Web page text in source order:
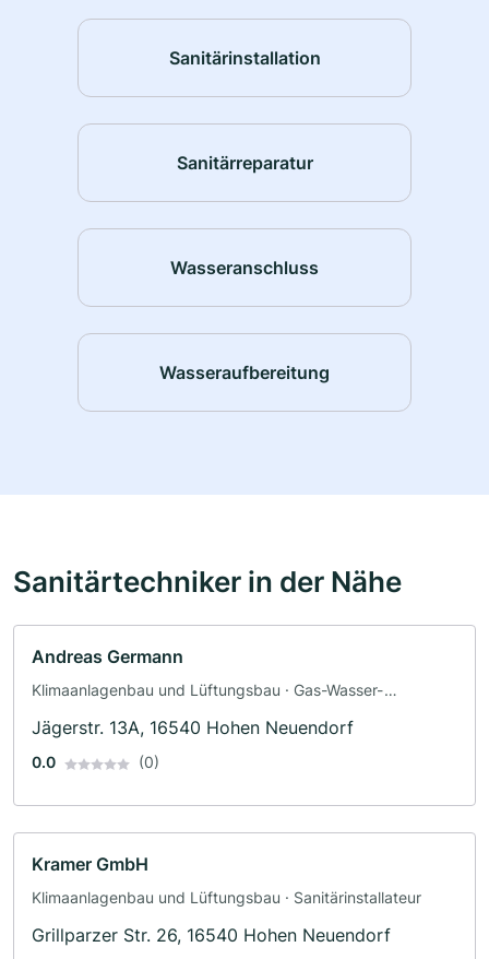
Sanitärinstallation
Sanitärreparatur
Wasseranschluss
Wasseraufbereitung
Sanitärtechniker in der Nähe
Andreas Germann
Klimaanlagenbau und Lüftungsbau · Gas-Wasser-
Jägerstr. 13A, 16540 Hohen Neuendorf
0.0 (0)
Kramer GmbH
Klimaanlagenbau und Lüftungsbau · Sanitärinstallateur
Grillparzer Str. 26, 16540 Hohen Neuendorf